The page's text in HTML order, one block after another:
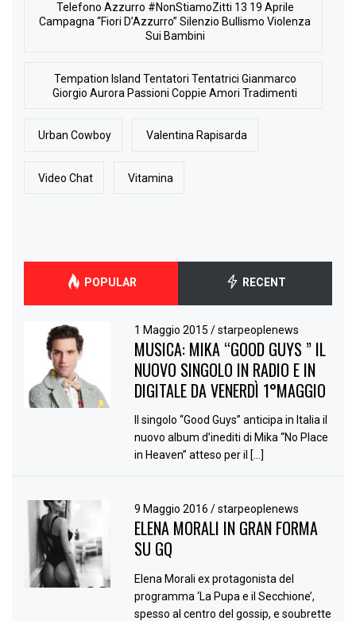
Telefono Azzurro #NonStiamoZitti 13 19 Aprile
Campagna “Fiori D’Azzurro” Silenzio Bullismo Violenza
Sui Bambini
Tempation Island Tentatori Tentatrici Gianmarco
Giorgio Aurora Passioni Coppie Amori Tradimenti
Urban Cowboy Valentina Rapisarda
Video Chat Vitamina
POPULAR RECENT
1 Maggio 2015/ starpeoplenews
MUSICA: MIKA “GOOD GUYS ” IL
NUOVO SINGOLO IN RADIO E IN
DIGITALE DA VENERDÌ 1°MAGGIO
Il singolo “Good Guys” anticipa in Italia il
nuovo album d’inediti di Mika “No Place
in Heaven” atteso per il […]
9 Maggio 2016/ starpeoplenews
ELENA MORALI IN GRAN FORMA
SU GQ
Elena Morali ex protagonista del
programma ‘La Pupa e il Secchione’,
spesso al centro del gossip, e soubrette